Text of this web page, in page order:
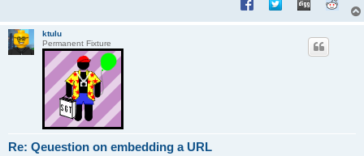
ktulu
Permanent Fixture
Re: Qeuestion on embedding a URL